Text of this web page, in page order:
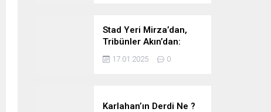
Stad Yeri Mirza’dan,
Tribünler Akın’dan:
Geriye Bakanlık Kaldı.
17.01.2025 0
Karlahan’ın Derdi Ne ?